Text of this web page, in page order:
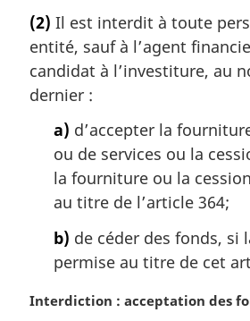
e
m
a
r
(2) Il est interdit à toute
entité, sauf à l’agent
candidat à l’investiture, au
dernier :
a) d’accepter la
ou de services ou la
la fourniture ou la
au titre de l’article 364;
b) de céder des fonds, si
permise au titre de cet
N
Interdiction : acceptation des